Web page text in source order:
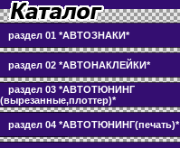
раздел 01 *АВТОЗНАКИ*
раздел 02 *АВТОНАКЛЕЙКИ*
раздел 03 *АВТОТЮНИНГ
(вырезанные,плоттер)*
раздел 04 *АВТОТЮНИНГ(печать)*